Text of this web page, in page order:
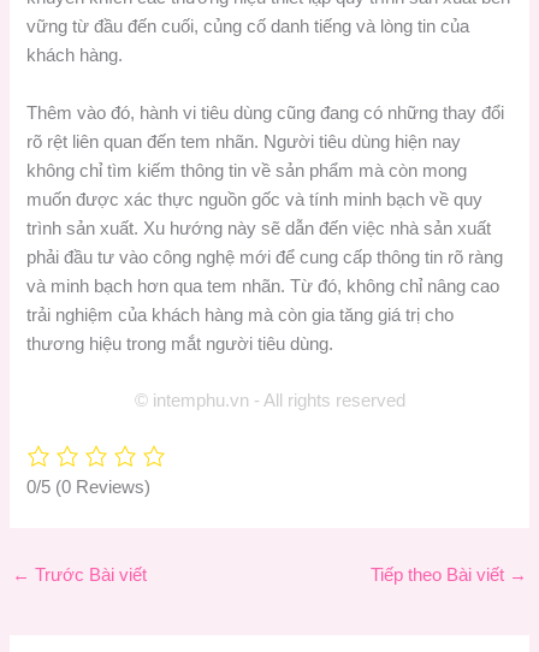
vững từ đầu đến cuối, củng cố danh tiếng và lòng tin của
khách hàng.
Thêm vào đó, hành vi tiêu dùng cũng đang có những thay đổi
rõ rệt liên quan đến tem nhãn. Người tiêu dùng hiện nay
không chỉ tìm kiếm thông tin về sản phẩm mà còn mong
muốn được xác thực nguồn gốc và tính minh bạch về quy
trình sản xuất. Xu hướng này sẽ dẫn đến việc nhà sản xuất
phải đầu tư vào công nghệ mới để cung cấp thông tin rõ ràng
và minh bạch hơn qua tem nhãn. Từ đó, không chỉ nâng cao
trải nghiệm của khách hàng mà còn gia tăng giá trị cho
thương hiệu trong mắt người tiêu dùng.
© intemphu.vn - All rights reserved
0/5 (0 Reviews)
← Trước Bài viết Tiếp theo Bài viết →